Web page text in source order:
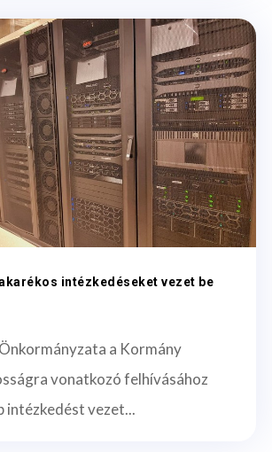
intézkedéseket vezet be
a Kormány
vonatkozó felhívásához
intézkedést vezet...